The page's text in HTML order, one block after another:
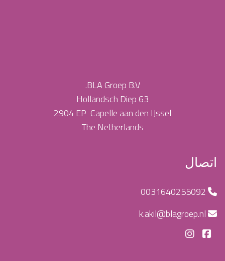
BLA Groep B.V.
Hollandsch Diep 63
2904EP Capelle aan den IJssel
The Netherlands
اتصال
0031640255092
k.akil@blagroep.nl